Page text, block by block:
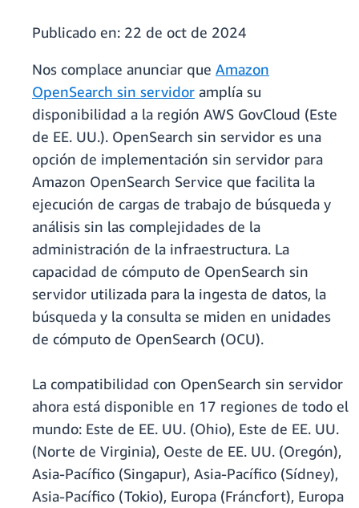
Publicado en: 22 de oct de 2024
Nos complace anunciar que Amazon
OpenSearch sin servidor amplía su
disponibilidad a la región AWS GovCloud (Este
de EE. UU.). OpenSearch sin servidor es una
opción de implementación sin servidor para
Amazon OpenSearch Service que facilita la
ejecución de cargas de trabajo de búsqueda y
análisis sin las complejidades de la
administración de la infraestructura. La
capacidad de cómputo de OpenSearch sin
servidor utilizada para la ingesta de datos, la
búsqueda y la consulta se miden en unidades
de cómputo de OpenSearch (OCU).
La compatibilidad con OpenSearch sin servidor
ahora está disponible en 17 regiones de todo el
mundo: Este de EE. UU. (Ohio), Este de EE. UU.
(Norte de Virginia), Oeste de EE. UU. (Oregón),
Asia-Pacífico (Singapur), Asia-Pacífico (Sídney),
Asia-Pacífico (Tokio), Europa (Fráncfort), Europa